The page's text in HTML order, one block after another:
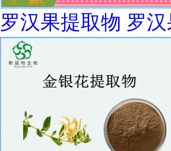
罗汉果提取物 罗